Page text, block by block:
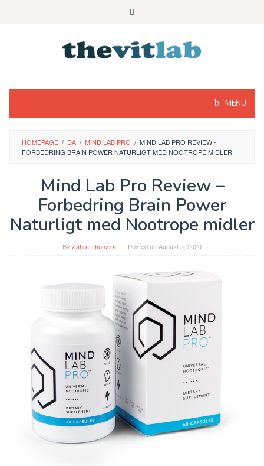
MENU
HOMEPAGE / DA / MIND LAB PRO / MIND LAB PRO REVIEW -
FORBEDRING BRAIN POWER NATURLIGT MED NOOTROPE MIDLER
Mind Lab Pro Review –
Forbedring Brain Power
Naturligt med Nootrope midler
By Zahra Thunzira Posted onAugust 5, 2020